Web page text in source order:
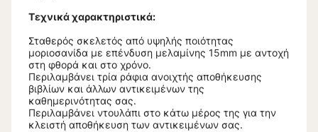
Τεχνικά χαρακτηριστικά:
Σταθερός σκελετός από υψηλής ποιότητας
μοριοσανίδα με επένδυση μελαμίνης 15mm με αντοχή
στη φθορά και στο χρόνο.
Περιλαμβάνει τρία ράφια ανοιχτής αποθήκευσης
βιβλίων και άλλων αντικειμένων της
καθημερινότητας σας.
Περιλαμβάνει ντουλάπι στο κάτω μέρος της για την
κλειστή αποθήκευση των αντικειμένων σας.